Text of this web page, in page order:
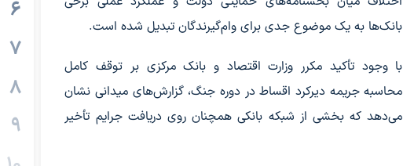
بانک‌ها به یک موضوع جدی برای وام‌گیرندگان تبدیل شده است.
با وجود تأکید مکرر وزارت اقتصاد و بانک مرکزی بر توقف کامل
محاسبه جریمه دیرکرد اقساط در دوره جنگ، گزارش‌های میدانی نشان
می‌دهد که بخشی از شبکه بانکی همچنان روی دریافت جرایم تأخیر